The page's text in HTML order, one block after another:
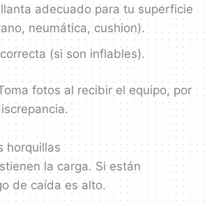
adecuado para tu superficie
neumática, cushion).
(si son inflables).
fotos al recibir el equipo, por
horquillas
la carga. Si están
de caída es alto.